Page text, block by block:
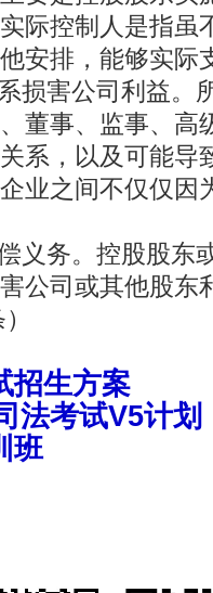
际控制人是指虽
安排，能够实际
损害公司利益。
董事、监事、高
系，以及可能导
业之间不仅仅因
义务。控股股东
公司或其他股东
招生方案
法考试V5计划
班